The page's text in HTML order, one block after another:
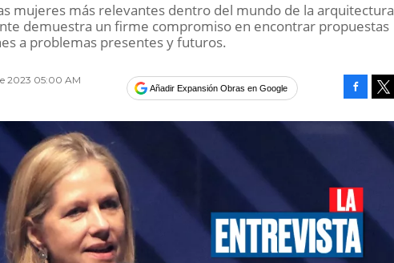
mujeres más relevantes dentro del mundo de la arquitectura
demuestra un firme compromiso en encontrar propuestas
a problemas presentes y futuros.
2023 05:00 AM
Añadir Expansión Obras en Google